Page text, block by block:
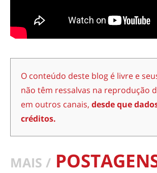
O conteúdo deste blog é livre e
não têm ressalvas na reprodução
em outros canais, desde que
créditos.
MAIS /